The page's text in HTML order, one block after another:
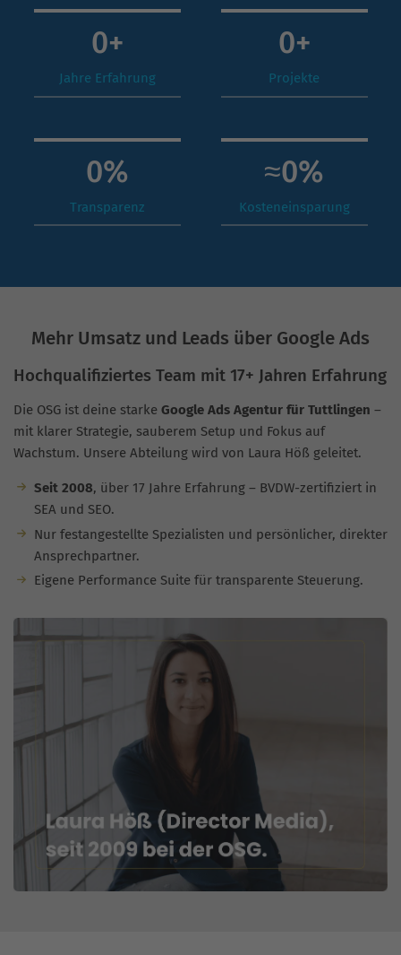
0+
Jahre Erfahrung
0+
Projekte
0%
Transparenz
≈0%
Kosteneinsparung
Mehr Umsatz und Leads über Google Ads
Hochqualifiziertes Team mit 17+ Jahren Erfahrung
Die OSG ist deine starke Google Ads Agentur für Tuttlingen –
mit klarer Strategie, sauberem Setup und Fokus auf
Wachstum. Unsere Abteilung wird von Laura Höß geleitet.
Seit 2008, über 17 Jahre Erfahrung – BVDW-zertifiziert in
SEA und SEO.
Nur festangestellte Spezialisten und persönlicher, direkter
Ansprechpartner.
Eigene Performance Suite für transparente Steuerung.